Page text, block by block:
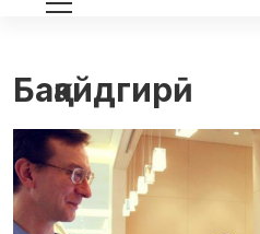
Бақайдгирӣ